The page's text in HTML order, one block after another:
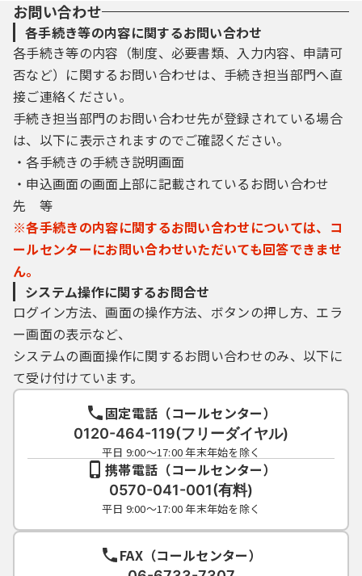
お問い合わせ
各手続き等の内容に関するお問い合わせ
各手続き等の内容（制度、必要書類、入力内容、申請可
否など）に関するお問い合わせは、手続き担当部門へ直
接ご連絡ください。
手続き担当部門のお問い合わせ先が登録されている場合
は、以下に表示されますのでご確認ください。
・各手続きの手続き説明画面
・申込画面の画面上部に記載されているお問い合わせ
先 等
※各手続きの内容に関するお問い合わせについては、コ
ールセンターにお問い合わせいただいても回答できませ
ん。
システム操作に関するお問合せ
ログイン方法、画面の操作方法、ボタンの押し方、エラ
ー画面の表示など、
システムの画面操作に関するお問い合わせのみ、以下に
て受け付けています。
固定電話（コールセンター）
0120-464-119(フリーダイヤル)
平日 9:00～17:00 年末年始を除く
携帯電話（コールセンター）
0570-041-001(有料)
平日 9:00～17:00 年末年始を除く
FAX（コールセンター）